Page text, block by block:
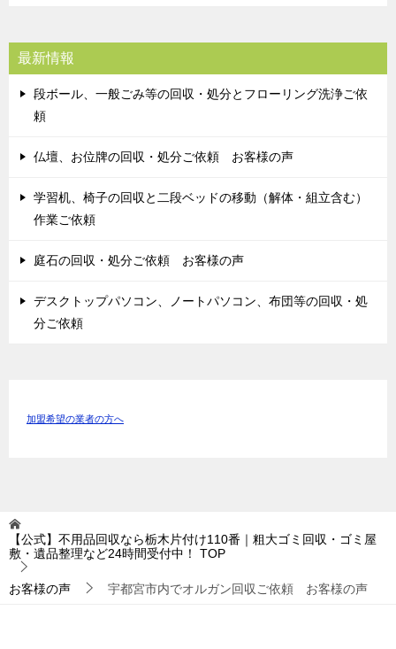
最新情報
段ボール、一般ごみ等の回収・処分とフローリング洗浄ご依
頼
仏壇、お位牌の回収・処分ご依頼 お客様の声
学習机、椅子の回収と二段ベッドの移動（解体・組立含む）
作業ご依頼
庭石の回収・処分ご依頼 お客様の声
デスクトップパソコン、ノートパソコン、布団等の回収・処
分ご依頼
加盟希望の業者の方へ
【公式】不用品回収なら栃木片付け110番｜粗大ゴミ回収・ゴミ屋
敷・遺品整理など24時間受付中！
TOP
お客様の声 宇都宮市内でオルガン回収ご依頼 お客様の声